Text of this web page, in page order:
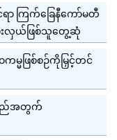
ာ ကြက်ခြေနီကော်မတီ
ားလှယ်ဖြစ်သူတွေ့ဆုံ
ကမ္မဖြစ်စဉ်ကိုမြှင့်တင်
ရည်အတွက်